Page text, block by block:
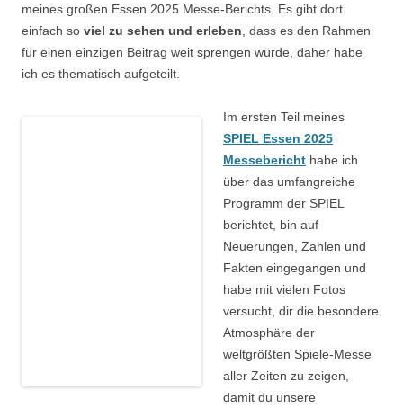
meines großen Essen 2025 Messe-Berichts. Es gibt dort
einfach so viel zu sehen und erleben, dass es den Rahmen
für einen einzigen Beitrag weit sprengen würde, daher habe
ich es thematisch aufgeteilt.
Im ersten Teil meines
SPIEL Essen 2025
Messebericht habe ich
über das umfangreiche
Programm der SPIEL
berichtet, bin auf
Neuerungen, Zahlen und
Fakten eingegangen und
habe mit vielen Fotos
versucht, dir die besondere
Atmosphäre der
weltgrößten Spiele-Messe
aller Zeiten zu zeigen,
damit du unsere